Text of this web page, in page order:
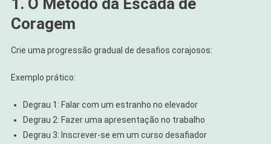
1. O Método da Escada de
Coragem
Crie uma progressão gradual de desafios corajosos:
Exemplo prático:
Degrau 1: Falar com um estranho no elevador
Degrau 2: Fazer uma apresentação no trabalho
Degrau 3: Inscrever-se em um curso desafiador